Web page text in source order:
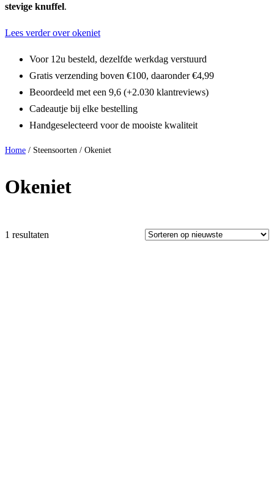
stevige knuffel.
Lees verder over okeniet
Voor 12u besteld, dezelfde werkdag verstuurd
Gratis verzending boven €100, daaronder €4,99
Beoordeeld met een 9,6 (+2.030 klantreviews)
Cadeautje bij elke bestelling
Handgeselecteerd voor de mooiste kwaliteit
Home / Steensoorten / Okeniet
Okeniet
1 resultaten